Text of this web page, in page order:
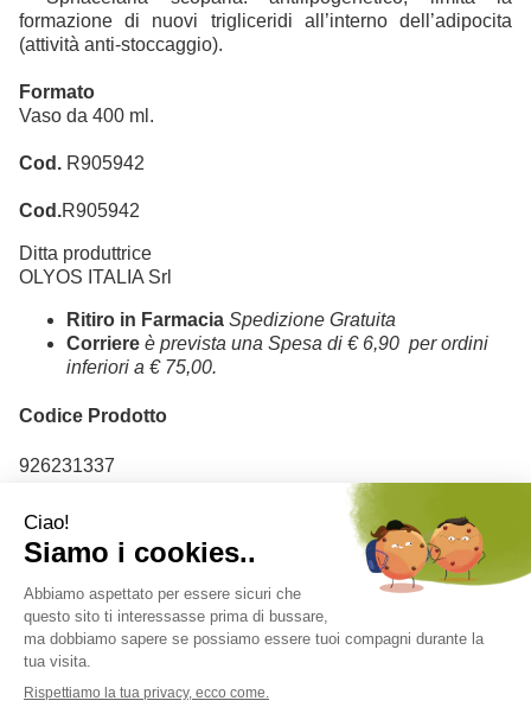
formazione di nuovi trigliceridi all’interno dell’adipocita
(attività anti-stoccaggio).
Formato
Vaso da 400 ml.
Cod. R905942
Cod.R905942
Ditta produttrice
OLYOS ITALIA Srl
Ritiro in Farmacia Spedizione Gratuita
Corriere è prevista una Spesa di € 6,90 per ordini
inferiori a € 75,00.
Codice Prodotto
926231337
Codice Ean
8002410063875
Farmacia Adamo del Dott. Antonio Ferdinando Salvo - Corso V. Emanuele
n. 178 - 97013 Comiso (RG) Italia ordini@farmaciadamonline.it